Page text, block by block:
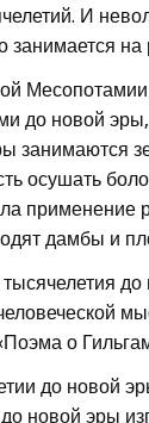
И
занимается
до новой
занимаются
осушать
применение
дамбы и
о
до новой
новой эры